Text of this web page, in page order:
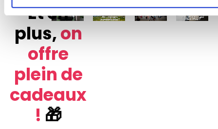
Et en
plus,on
offre
plein de
cadeaux
! 🎁